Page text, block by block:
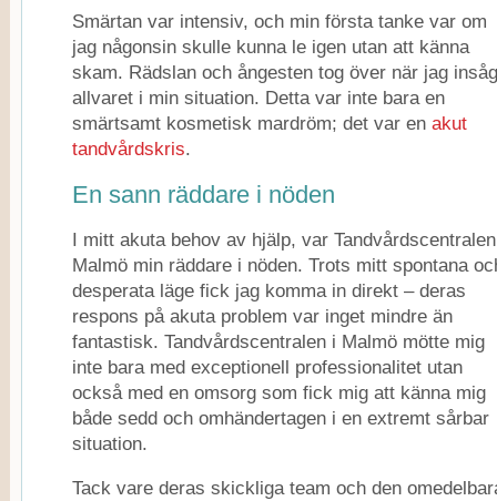
Smärtan var intensiv, och min första tanke var om
jag någonsin skulle kunna le igen utan att känna
skam. Rädslan och ångesten tog över när jag insåg
allvaret i min situation. Detta var inte bara en
smärtsamt kosmetisk mardröm; det var en akut
tandvårdskris.
En sann räddare i nöden
I mitt akuta behov av hjälp, var
Malmö min räddare i nöden. Trots mitt spontana
desperata läge fick jag komma in direkt – deras
respons på akuta problem var inget mindre än
fantastisk. Tandvårdscentralen i Malmö mötte mig
inte bara med exceptionell professionalitet utan
också med en omsorg som fick mig att känna mig
både sedd och omhändertagen i en extremt sårbar
situation.
Tack vare deras skickliga team och den